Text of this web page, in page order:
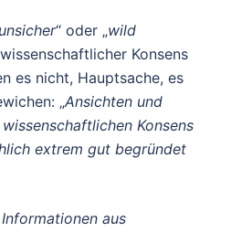
unsicher“ oder „wild
Konsens
es nicht, Hauptsache, es
„Ansichten und
Konsens
extrem gut begründet
aus